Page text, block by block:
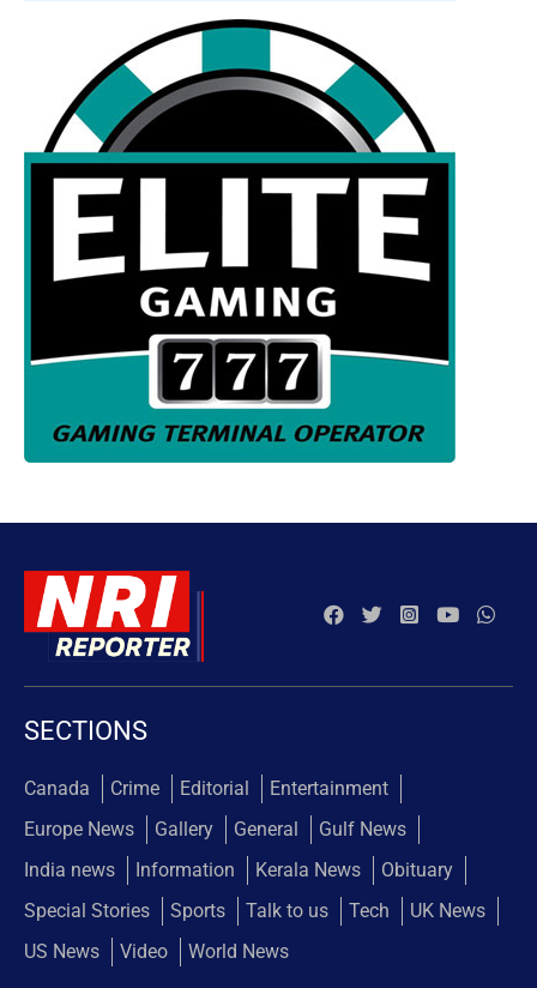
SECTIONS
Canada Crime Editorial
Entertainment
Europe News
Gallery General
Gulf News
India news
Information Kerala News
Obituary
Special Stories
Sports Talk to us Tech
UK News
US News
Video World News